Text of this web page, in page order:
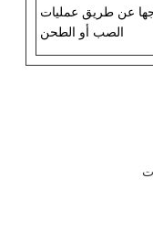
عن طريق عمليات
الصب أو الطحن